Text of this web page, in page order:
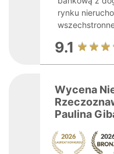
rynku
9.1
Wycena
Paulina